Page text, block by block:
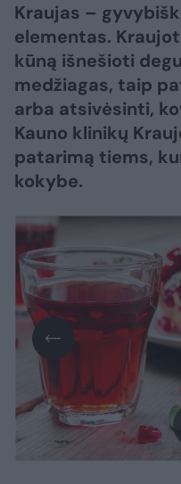
Kraujas –
elementas.
kūną išnešioti
medžiagas, taip
arba atsivėsinti,
Kauno klinikų
patarimą tiems,
kokybe.